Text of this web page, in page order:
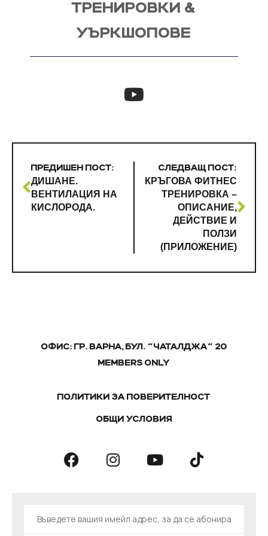
ТРЕНИРОВКИ &
УЪРКШОПОВЕ
ПРЕДИШЕН ПОСТ:
ДИШАНЕ.
ВЕНТИЛАЦИЯ НА
КИСЛОРОДА.
СЛЕДВАЩ ПОСТ:
КРЪГОВА ФИТНЕС
ТРЕНИРОВКА –
ОПИСАНИЕ,
ДЕЙСТВИЕ И
ПОЛЗИ
(ПРИЛОЖЕНИЕ)
ОФИС: ГР. ВАРНА, БУЛ. "ЧАТАЛДЖА" 20
MEMBERS ONLY
ПОЛИТИКИ ЗА ПОВЕРИТЕЛНОСТ
ОБЩИ УСЛОВИЯ